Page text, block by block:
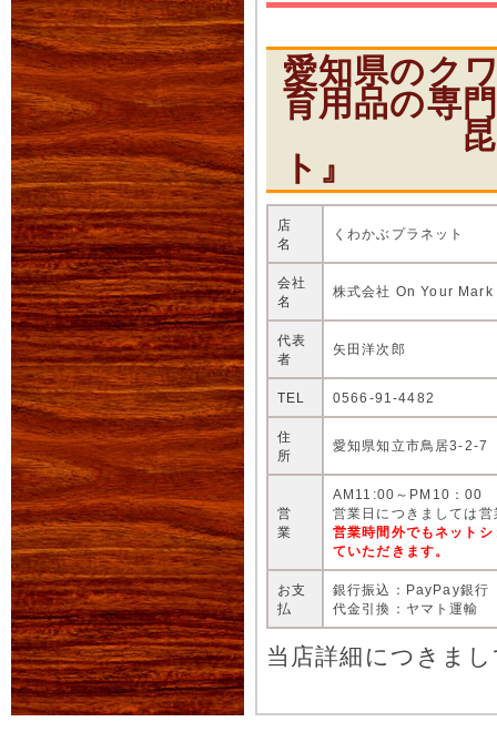
愛知県のク
育用品の専
昆虫シ
ト』
店
名
くわかぶプラネット
会社
名
株式会社 On Your Mark
代表
者
矢田洋次郎
TEL 0566-91-4482
住
所
愛知県知立市鳥居3-2-7
営
業
AM11:00～PM10：00
営業日につきましては
営業時間外でもネット
ていただきます。
お支
払
銀行振込：PayPay銀行
代金引換：ヤマト運輸
当店詳細につきま